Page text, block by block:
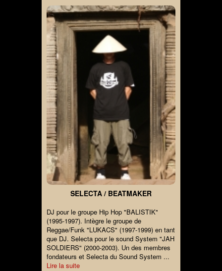
SELECTA / BEATMAKER
DJ pour le groupe Hip Hop "BALISTIK"
(1995-1997). Intègre le groupe de
Reggae/Funk "LUKACS" (1997-1999) en tant
que DJ. Selecta pour le sound System "JAH
SOLDIERS" (2000-2003). Un des membres
fondateurs et Selecta du Sound System ...
Lire la suite